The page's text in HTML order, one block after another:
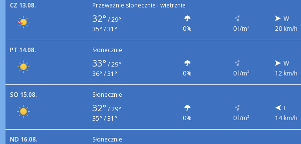
CZ 13.08. Przeważnie słonecznie i wietrznie
32° /29°
35° / 31°
0% 0 l/m²
W
20 km/h
PT 14.08. Słonecznie
33° /29°
36° / 31°
0% 0 l/m²
W
12 km/h
SO 15.08. Słonecznie
32° /29°
35° / 31°
0% 0 l/m²
E
14 km/h
ND 16.08. Słonecznie